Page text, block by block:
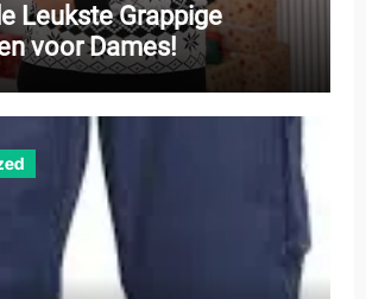
Leukste Grappige
voor Dames!